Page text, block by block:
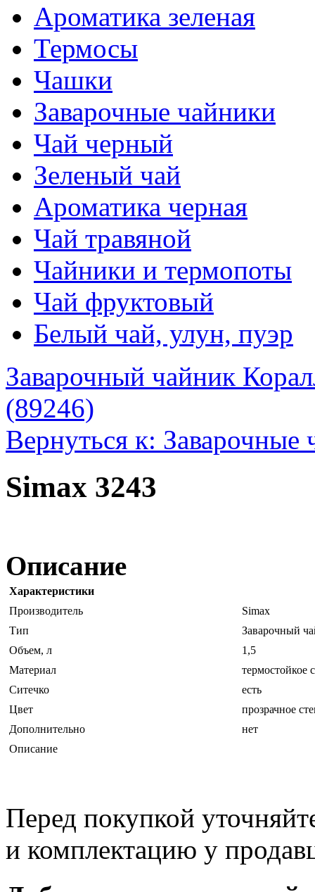
Ароматика зеленая
Термосы
Чашки
Заварочные чайники
Чай черный
Зеленый чай
Ароматика черная
Чай травяной
Чайники и термопоты
Чай фруктовый
Белый чай, улун, пуэр
Заварочный чайник
(89246)
Вернуться к: Заварочные
Simax 3243
Описание
Характеристики
Производитель
Simax
Тип
Заварочный
Объем, л
1,5
Материал
термостойкое
Ситечко
есть
Цвет
прозрачное
Дополнительно
нет
Описание
Перед покупкой
и комплектацию у